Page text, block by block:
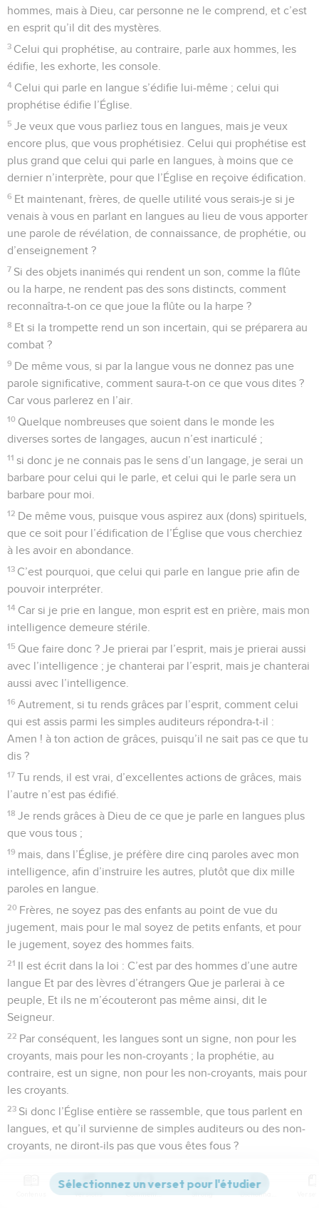
hommes, mais à Dieu, car personne ne le comprend, et c’est
en esprit qu’il dit des mystères.
3 Celui qui prophétise, au contraire, parle aux hommes, les
édifie, les exhorte, les console.
4 Celui qui parle en langue s’édifie lui-même ; celui qui
prophétise édifie l’Église.
5 Je veux que vous parliez tous en langues, mais je veux
encore plus, que vous prophétisiez. Celui qui prophétise est
plus grand que celui qui parle en langues, à moins que ce
dernier n’interprète, pour que l’Église en reçoive édification.
6 Et maintenant, frères, de quelle utilité vous serais-je si je
venais à vous en parlant en langues au lieu de vous apporter
une parole de révélation, de connaissance, de prophétie, ou
d’enseignement ?
7 Si des objets inanimés qui rendent un son, comme la flûte
ou la harpe, ne rendent pas des sons distincts, comment
reconnaîtra-t-on ce que joue la flûte ou la harpe ?
8 Et si la trompette rend un son incertain, qui se préparera au
combat ?
9 De même vous, si par la langue vous ne donnez pas une
parole significative, comment saura-t-on ce que vous dites ?
Car vous parlerez en l’air.
10 Quelque nombreuses que soient dans le monde les
diverses sortes de langages, aucun n’est inarticulé ;
11 si donc je ne connais pas le sens d’un langage, je serai un
barbare pour celui qui le parle, et celui qui le parle sera un
barbare pour moi.
12 De même vous, puisque vous aspirez aux (dons) spirituels,
que ce soit pour l’édification de l’Église que vous cherchiez
à les avoir en abondance.
13 C’est pourquoi, que celui qui parle en langue prie afin de
pouvoir interpréter.
14 Car si je prie en langue, mon esprit est en prière, mais mon
intelligence demeure stérile.
15 Que faire donc ? Je prierai par l’esprit, mais je prierai aussi
avec l’intelligence ; je chanterai par l’esprit, mais je chanterai
aussi avec l’intelligence.
16 Autrement, si tu rends grâces par l’esprit, comment celui
qui est assis parmi les simples auditeurs répondra-t-il :
Amen ! à ton action de grâces, puisqu’il ne sait pas ce que tu
dis ?
17 Tu rends, il est vrai, d’excellentes actions de grâces, mais
l’autre n’est pas édifié.
18 Je rends grâces à Dieu de ce que je parle en langues plus
que vous tous ;
19 mais, dans l’Église, je préfère dire cinq paroles avec mon
intelligence, afin d’instruire les autres, plutôt que dix mille
paroles en langue.
20 Frères, ne soyez pas des enfants au point de vue du
jugement, mais pour le mal soyez de petits enfants, et pour
le jugement, soyez des hommes faits.
21 Il est écrit dans la loi : C’est par des hommes d’une autre
langue Et par des lèvres d’étrangers Que je parlerai à ce
peuple, Et ils ne m’écouteront pas même ainsi, dit le
Seigneur.
22 Par conséquent, les langues sont un signe, non pour les
croyants, mais pour les non-croyants ; la prophétie, au
contraire, est un signe, non pour les non-croyants, mais pour
les croyants.
23 Si donc l’Église entière se rassemble, que tous parlent en
langues, et qu’il survienne de simples auditeurs ou des non-
croyants, ne diront-ils pas que vous êtes fous ?
croyant ou un simple auditeur, il est convaincu par tous, il est
Versions Commentaires Strong